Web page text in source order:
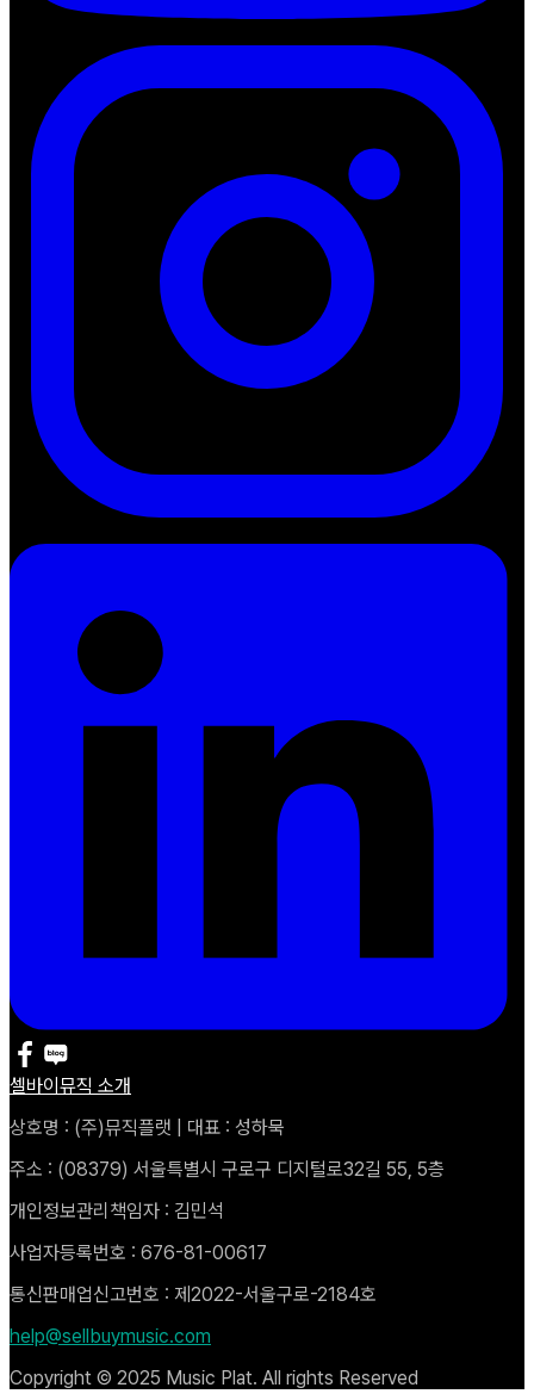
셀바이뮤직 소개
상호명 : (주)뮤직플랫 | 대표 : 성하묵
주소 : (08379) 서울특별시 구로구 디지털로32길 55, 5층
개인정보관리책임자 : 김민석
사업자등록번호 : 676-81-00617
통신판매업신고번호 : 제2022-서울구로-2184호
help@sellbuymusic.com
Copyright © 2025 Music Plat. All rights Reserved